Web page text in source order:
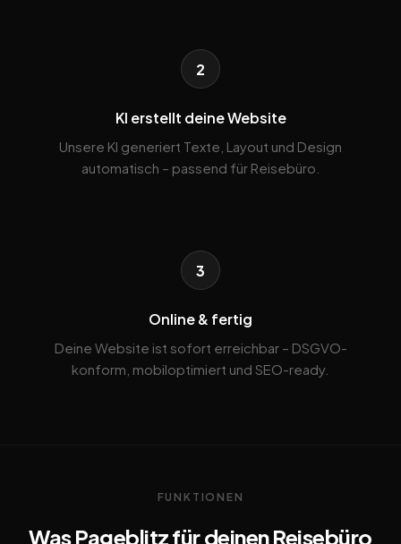
2
KI erstellt deine Website
Unsere KI generiert Texte, Layout und Design
automatisch – passend für Reisebüro.
3
Online & fertig
Deine Website ist sofort erreichbar – DSGVO-
konform, mobiloptimiert und SEO-ready.
FUNKTIONEN
Was Pageblitz für deinen Reisebüro